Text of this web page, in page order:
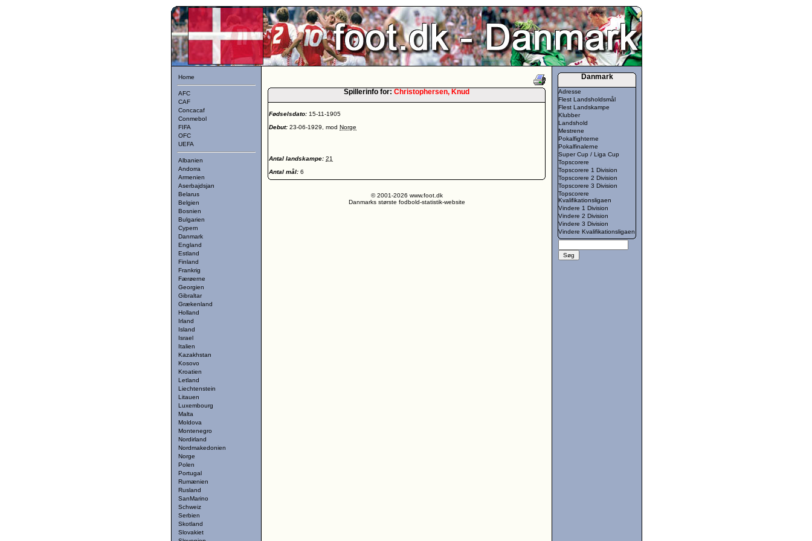
Home
AFC
CAF
Concacaf
Conmebol
FIFA
OFC
UEFA
Albanien
Andorra
Armenien
Aserbajdsjan
Belarus
Belgien
Bosnien
Bulgarien
Cypern
Danmark
England
Estland
Finland
Frankrig
Færøerne
Georgien
Gibraltar
Grækenland
Holland
Irland
Island
Israel
Italien
Kazakhstan
Kosovo
Kroatien
Letland
Liechtenstein
Litauen
Luxembourg
Malta
Moldova
Montenegro
Nordirland
Nordmakedonien
Norge
Polen
Portugal
Rumænien
Rusland
SanMarino
Schweiz
Serbien
Skotland
Slovakiet
Spillerinfo for: Christophersen, Knud
Fødselsdato: 15-11-1905
Debut: 23-06-1929, mod Norge
Antal landskampe: 21
Antal mål: 6
© 2001-2026 www.foot.dk
Danmarks største fodbold-statistik-website
Danmark
Adresse
Flest Landsholdsmål
Flest Landskampe
Klubber
Landshold
Mestrene
Pokalfighterne
Pokalfinalerne
Super Cup / Liga Cup
Topscorere
Topscorere 1 Division
Topscorere 2 Division
Topscorere 3 Division
Topscorere
Kvalifikationsligaen
Vindere 1 Division
Vindere 2 Division
Vindere 3 Division
Vindere Kvalifikationsligaen